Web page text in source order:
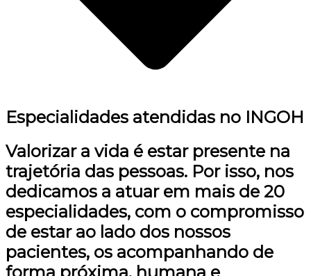
Especialidades atendidas no INGOH
Valorizar a vida é estar presente na
trajetória das pessoas. Por isso, nos
dedicamos a atuar em mais de 20
especialidades, com o compromisso
de estar ao lado dos nossos
pacientes, os acompanhando de